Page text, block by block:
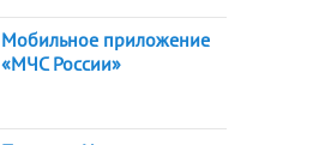
Мобильное приложение
«МЧС России»